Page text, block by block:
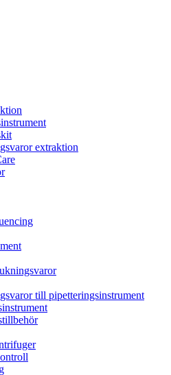
extraktion
till pipetteringsinstrument